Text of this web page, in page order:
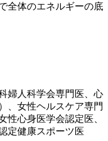
全体のエネルギーの底
婦人科学会専門医、心
、女性ヘルスケア専門
性心身医学会認定医、
定健康スポーツ医